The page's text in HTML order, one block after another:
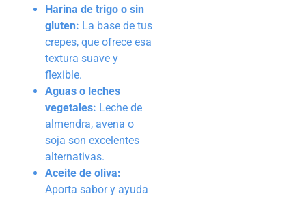
Harina de trigo o sin
gluten: La base de tus
crepes, que ofrece esa
textura suave y
flexible.
Aguas o leches
vegetales: Leche de
almendra, avena o
soja son excelentes
alternativas.
Aceite de oliva:
Aporta sabor y ayuda